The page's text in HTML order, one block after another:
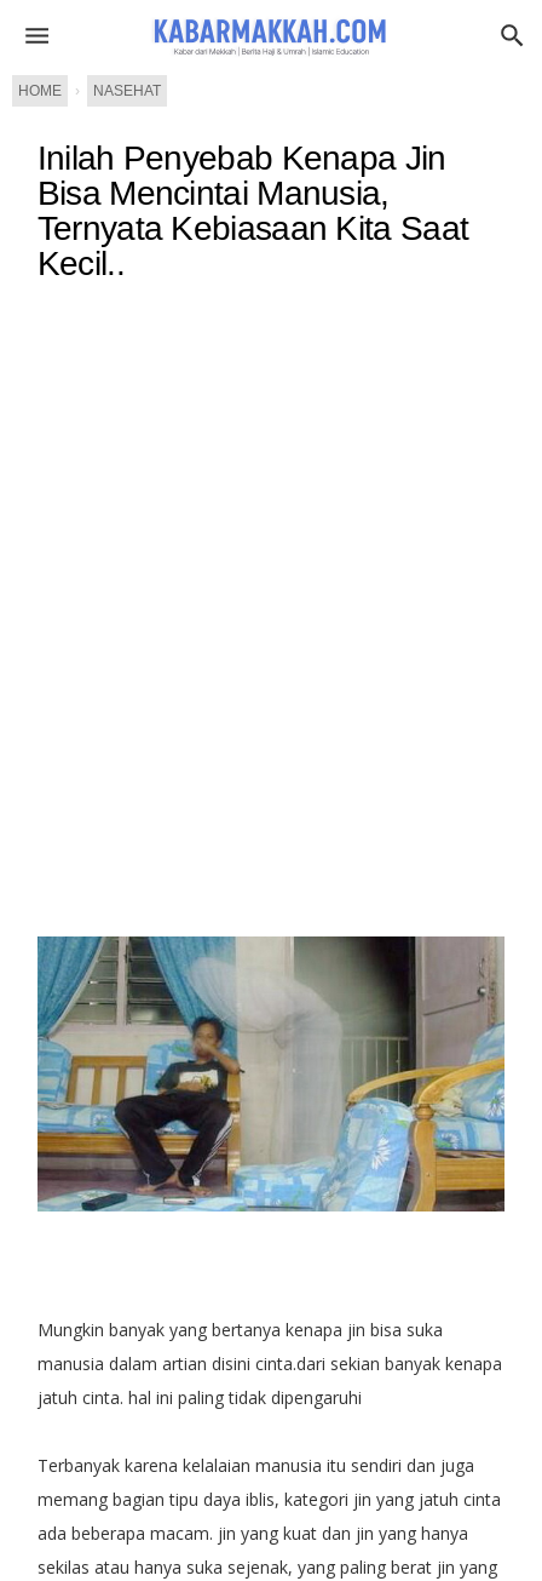
HOME › NASEHAT
Inilah Penyebab Kenapa Jin
Bisa Mencintai Manusia,
Ternyata Kebiasaan Kita Saat
Kecil..
Mungkin banyak yang bertanya kenapa jin bisa suka
manusia dalam artian disini cinta.dari sekian banyak kenapa
jatuh cinta. hal ini paling tidak dipengaruhi
Terbanyak karena kelalaian manusia itu sendiri dan juga
memang bagian tipu daya iblis, kategori jin yang jatuh cinta
ada beberapa macam. jin yang kuat dan jin yang hanya
sekilas atau hanya suka sejenak, yang paling berat jin yang